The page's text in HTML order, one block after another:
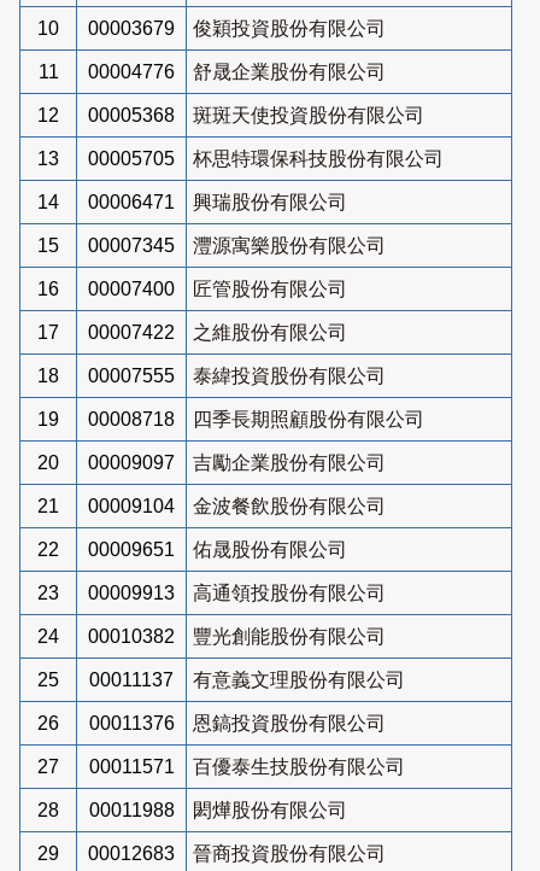
10 00003679 俊穎投資股份有限公司
11 00004776 舒晟企業股份有限公司
12 00005368 斑斑天使投資股份有限公司
13 00005705 杯思特環保科技股份有限公司
14 00006471 興瑞股份有限公司
15 00007345 灃源寓樂股份有限公司
16 00007400 匠管股份有限公司
17 00007422 之維股份有限公司
18 00007555 泰緯投資股份有限公司
19 00008718 四季長期照顧股份有限公司
20 00009097 吉勵企業股份有限公司
21 00009104 金波餐飲股份有限公司
22 00009651 佑晟股份有限公司
23 00009913 高通領投股份有限公司
24 00010382 豐光創能股份有限公司
25 00011137 有意義文理股份有限公司
26 00011376 恩鎬投資股份有限公司
27 00011571 百優泰生技股份有限公司
28 00011988 閎燁股份有限公司
29 00012683 晉商投資股份有限公司